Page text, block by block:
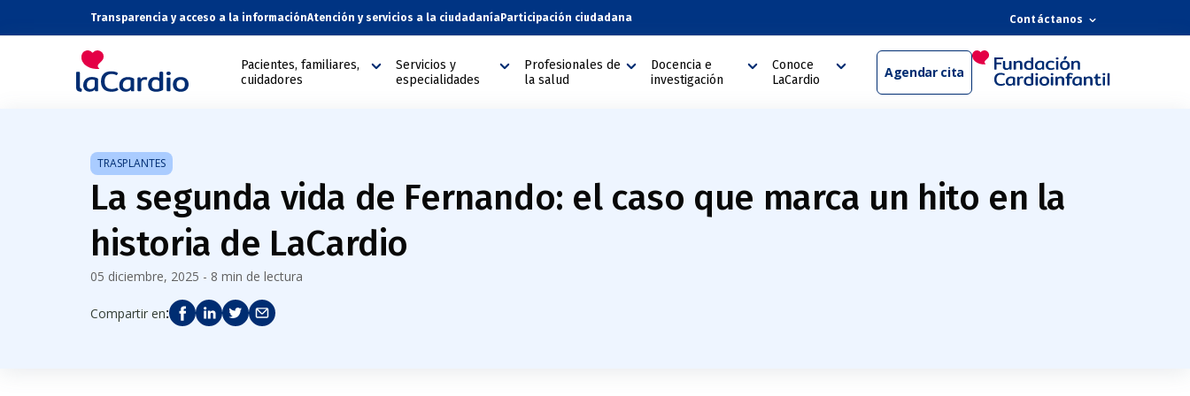
Transparencia y acceso a la informaciónAtención y servicios a la ciudadanía Participación ciudadana Contáctanos
Pacientes, familiares,
cuidadores
Servicios y
especialidades
Profesionales de
la salud
Docencia e
investigación
Conoce
LaCardio
Agendar cita
TRASPLANTES
La segunda vida de Fernando: el caso que marca un hito en la
historia de LaCardio
05 diciembre, 2025 - 8 min de lectura
Compartir en: